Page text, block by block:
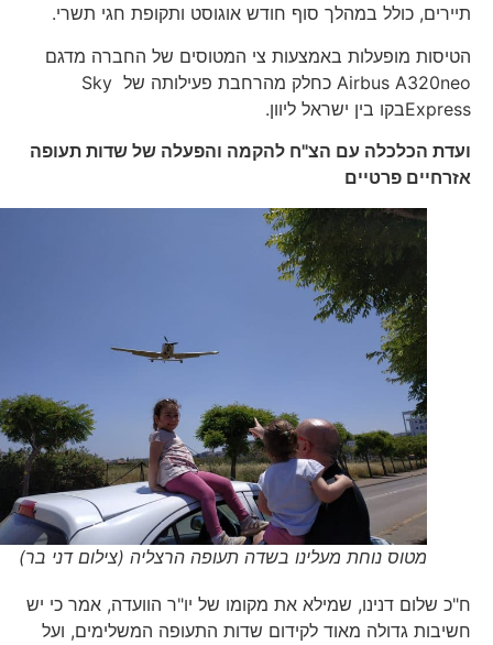
תיירים, כולל במהלך סוף חודש אוגוסט ותקופת חגי תשרי.
הטיסות מופעלות באמצעות צי המטוסים של החברה מדגם
Airbus A320neo כחלק מהרחבת פעילותה של Sky
Expressבקו בין ישראל ליוון.
ועדת הכלכלה עם הצ"ח להקמה והפעלה של שדות תעופה
אזרחיים פרטיים
מטוס נוחת מעלינו בשדה תעופה הרצליה (צילום דני בר)
ח"כ שלום דנינו, שמילא את מקומו של יו"ר הוועדה, אמר כי יש
חשיבות גדולה מאוד לקידום שדות התעופה המשלימים, ועל